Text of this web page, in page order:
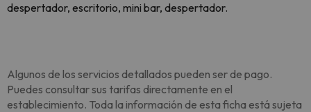
despertador, escritorio, mini bar, despertador.
Algunos de los servicios detallados pueden ser de pago.
Puedes consultar sus tarifas directamente en el
establecimiento. Toda la información de esta ficha está sujeta